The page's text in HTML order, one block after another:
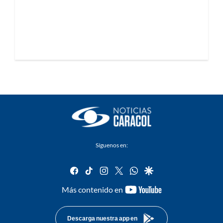
Síguenos en:
facebook
tiktok instagram
twitterwhatsapp
google
Más contenido en
youtube-
Descarga nuestra app en